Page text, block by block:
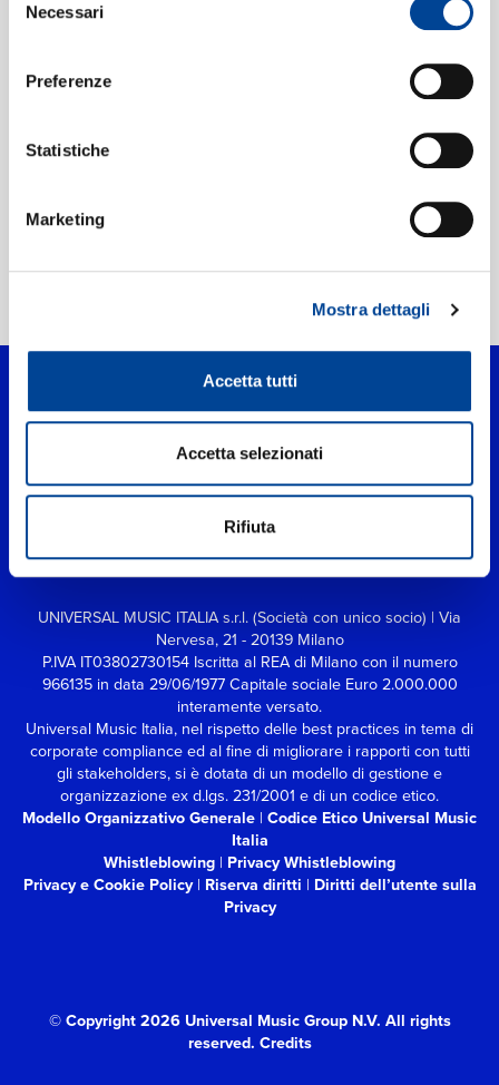
delNecessari
Preferenze
Statistiche
Marketing
Mostra dettagli
Accetta tutti
Accetta selezionati
Rifiuta
UPC:00602507284664
Etichetta:Universal Music
Perdío
UNIVERSAL MUSIC ITALIA s.r.l. (Società con unico socio) | Via
Nervesa, 21 - 20139 Milano
P.IVA IT03802730154 Iscritta al REA di Milano con il numero
966135 in data 29/06/1977 Capitale sociale Euro 2.000.000
interamente versato.
Universal Music Italia, nel rispetto delle best practices in tema di
corporate compliance ed al fine di migliorare i rapporti con tutti
gli stakeholders, si è dotata di un modello di gestione e
organizzazione ex d.lgs. 231/2001 e di un codice etico.
Modello Organizzativo Generale | Codice Etico Universal Music
Italia
Whistleblowing | Privacy Whistleblowing
Privacy e Cookie Policy| Riserva diritti | Diritti dell’utente sulla
Privacy
© Copyright 2026 Universal Music Group N.V. All rights
reserved. Credits